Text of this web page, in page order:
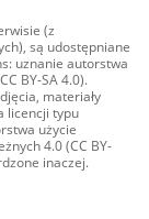
(z
są udostępniane
uznanie autorstwa
BY-SA 4.0).
materiały
licencji typu
użycie
4.0 (CC BY-
inaczej.